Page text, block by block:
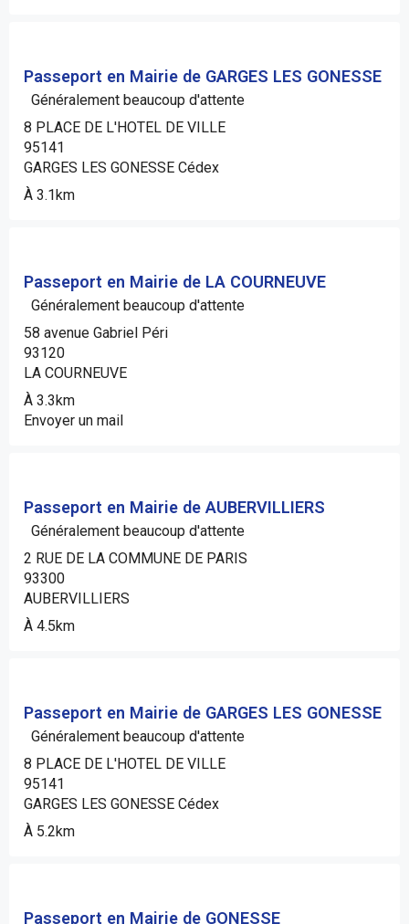
Passeport en Mairie de GARGES LES GONESSE
Généralement beaucoup d'attente
8 PLACE DE L'HOTEL DE VILLE
95141
GARGES LES GONESSE Cédex
À 3.1km
Passeport en Mairie de LA COURNEUVE
Généralement beaucoup d'attente
58 avenue Gabriel Péri
93120
LA COURNEUVE
À 3.3km
Envoyer un mail
Passeport en Mairie de AUBERVILLIERS
Généralement beaucoup d'attente
2 RUE DE LA COMMUNE DE PARIS
93300
AUBERVILLIERS
À 4.5km
Passeport en Mairie de GARGES LES GONESSE
Généralement beaucoup d'attente
8 PLACE DE L'HOTEL DE VILLE
95141
GARGES LES GONESSE Cédex
À 5.2km
Passeport en Mairie de GONESSE